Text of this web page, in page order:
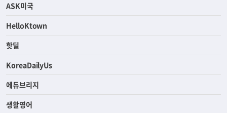
ASK미국
HelloKtown
핫딜
KoreaDailyUs
에듀브리지
생활영어